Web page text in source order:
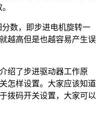
数，即步进电机旋转一
越高但是也越容易产生误
绍了步进驱动器工作原
怎样设置。大家应该知道
拨码开关设置，大家可以